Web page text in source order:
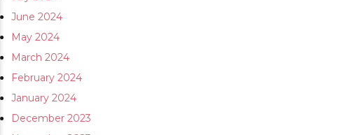
June 2024
May 2024
March 2024
February 2024
January 2024
December 2023